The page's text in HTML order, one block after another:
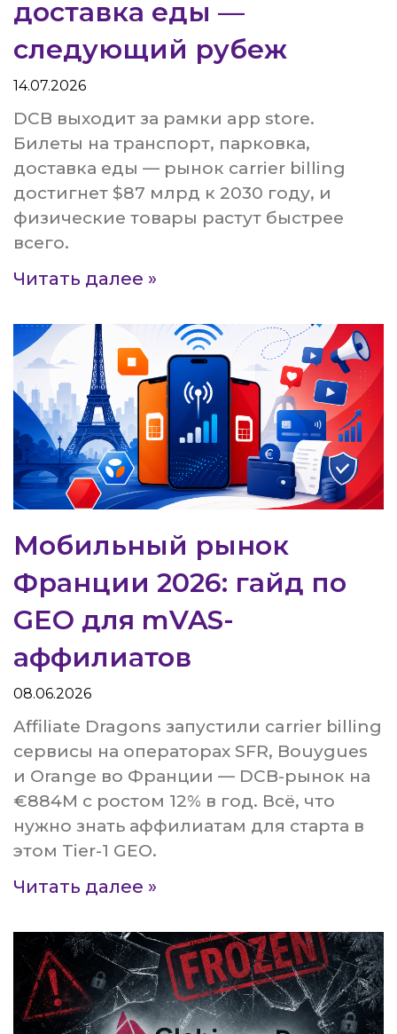
доставка еды —
следующий рубеж
14.07.2026
DCB выходит за рамки app store.
Билеты на транспорт, парковка,
доставка еды — рынок carrier billing
достигнет $87 млрд к 2030 году, и
физические товары растут быстрее
всего.
Читать далее »
Мобильный рынок
Франции 2026: гайд по
GEO для mVAS-
аффилиатов
08.06.2026
Affiliate Dragons запустили carrier billing
сервисы на операторах SFR, Bouygues
и Orange во Франции — DCB-рынок на
€884M с ростом 12% в год. Всё, что
нужно знать аффилиатам для старта в
этом Tier-1 GEO.
Читать далее »